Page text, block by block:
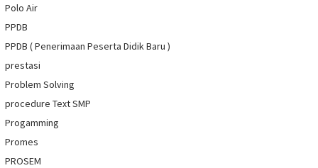
Polo Air
PPDB
PPDB ( Penerimaan Peserta Didik Baru )
prestasi
Problem Solving
procedure Text SMP
Progamming
Promes
PROSEM